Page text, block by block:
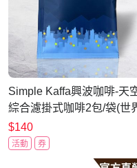
Simple Kaffa興波咖啡-天
綜合濾掛式咖啡2包/袋(世
冠軍吳則霖)
$140
活動 券